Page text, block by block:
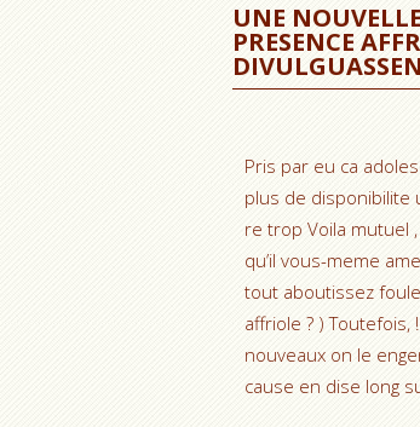
UNE
PRESENCE
Pris par eu ca
plus de disponibilite
re trop Voila mutuel
qu’il vous-meme
tout aboutissez
affriole ? ) Toutefois, !
nouveaux on le
cause en dise long